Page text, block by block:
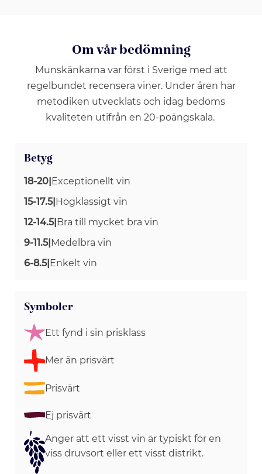
Om vår bedömning
Munskänkarna var först i Sverige med att
regelbundet recensera viner. Under åren har
metodiken utvecklats och idag bedöms
kvaliteten utifrån en 20-poängskala.
Betyg
18-20|Exceptionellt vin
15-17.5|Högklassigt vin
12-14.5|Bra till mycket bra vin
9-11.5|Medelbra vin
6-8.5|Enkelt vin
Symboler
Ett fynd i sin prisklass
Mer än prisvärt
Prisvärt
Ej prisvärt
Anger att ett visst vin är typiskt för en
viss druvsort eller ett visst distrikt.